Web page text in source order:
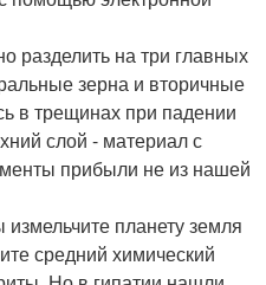
разделить на три главных
зерна и вторичные
в трещинах при падении
слой - материал с
прибыли не из нашей
планету земля
средний химический